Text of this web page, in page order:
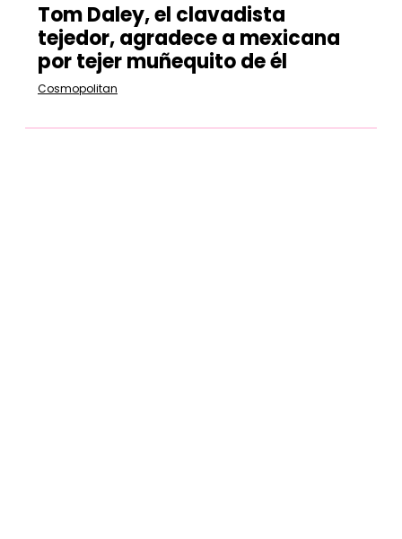
Tom Daley, el clavadista
tejedor, agradece a mexicana
por tejer muñequito de él
Cosmopolitan